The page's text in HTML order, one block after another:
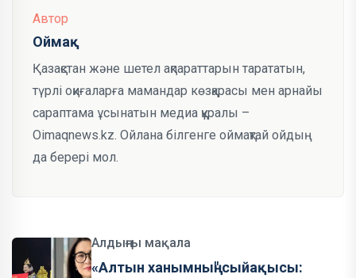
Автор
Оймақ
Қазақстан және шетел ақпараттарын тарататын,
түрлі оқиғаларға мамандар көзқарасы мен арнайы
сараптама ұсынатын медиа құралы –
Oimaqnews.kz. Ойлана білгенге оймақтай ойдың
да берері мол.
Алдыңғы мақала
«Алтын ханымның" сыйақысы: